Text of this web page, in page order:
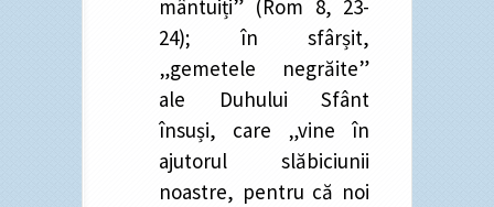
mântuiți” (Rom 8, 23-
24); în sfârșit,
„gemetele negrăite”
ale Duhului Sfânt
însuși, care „vine în
ajutorul slăbiciunii
noastre, pentru că noi